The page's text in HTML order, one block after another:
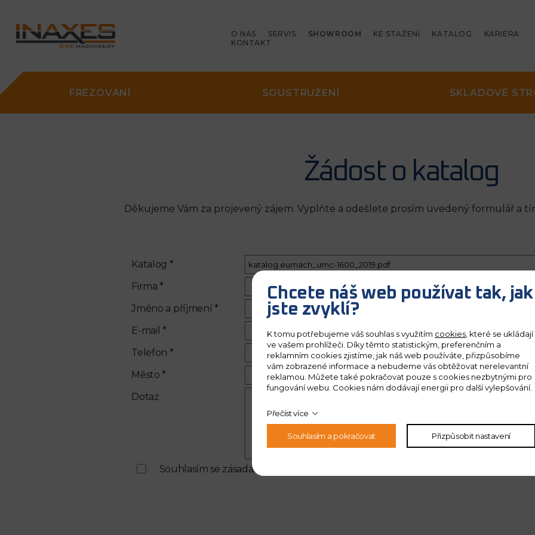
O NÁS SERVIS SHOWROOM KE STAŽENÍ KATALOG
KARIÉRA
KONTAKT
FRÉZOVÁNÍ SOUSTRUŽENÍ SKLADOVÉ
Žádost o katalog
Děkujeme Vám za projevený zájem. Vyplňte a odešlete prosím uvedený formulář a
Katalog *
Firma *
Jméno a příjmení *
E-mail *
Telefon *
Město *
Dotaz
Souhlasím se zásadami ochrany
Chcete náš web používat tak, jak
jste zvyklí?
K tomu potřebujeme váš souhlas s využitím cookies , které se ukládají
ve vašem prohlížeči. Díky těmto statistickým, preferenčním a
reklamním cookies zjistíme, jak náš web používáte, přizpůsobíme
vám zobrazené informace a nebudeme vás obtěžovat nerelevantní
reklamou. Můžete také pokračovat pouze s cookies nezbytnými pro
fungování webu. Cookies nám dodávají energii pro další vylepšování.
Přečíst více
Souhlasím a pokračovat Přizpůsobit nastavení